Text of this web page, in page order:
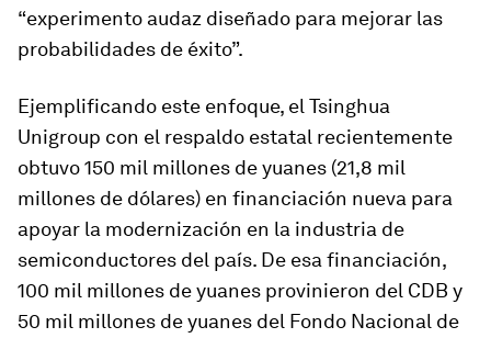
“experimento audaz diseñado para mejorar las
probabilidades de éxito”.
Ejemplificando este enfoque, el Tsinghua
Unigroup con el respaldo estatal recientemente
obtuvo 150 mil millones de yuanes (21,8 mil
millones de dólares) en financiación nueva para
apoyar la modernización en la industria de
semiconductores del país. De esa financiación,
100 mil millones de yuanes provinieron del CDB y
50 mil millones de yuanes del Fondo Nacional de